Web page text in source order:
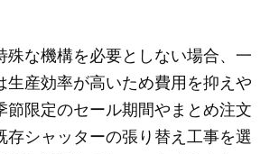
殊な機構を必要としない場合、一
生産効率が高いため費用を抑えや
節限定のセール期間やまとめ注文
存シャッターの張り替え工事を選